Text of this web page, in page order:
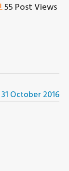
55 Post Views
31 October 2016